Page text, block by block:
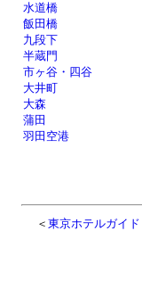
水道橋
飯田橋
九段下
半蔵門
市ヶ谷・四谷
大井町
大森
蒲田
羽田空港
＜ 東京ホテルガイド